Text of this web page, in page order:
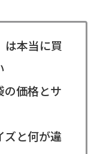
は本当に買
の価格とサ
ズと何が違